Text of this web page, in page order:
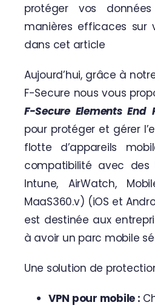
protéger vos
manières efficaces sur
dans cet article
Aujourd’hui, grâce à
F-Secure nous vous
F-Secure Elements End
pour protéger et gérer
flotte d’appareils
compatibilité avec des
Intune, AirWatch,
MaaS360.v) (iOS et
est destinée aux
à avoir un parc mobile
Une solution de
VPN pour mobile :